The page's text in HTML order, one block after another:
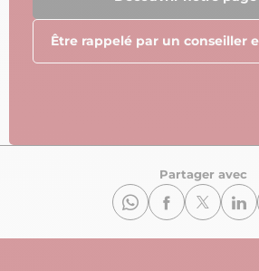
Être rappelé par un conseiller
Partager avec